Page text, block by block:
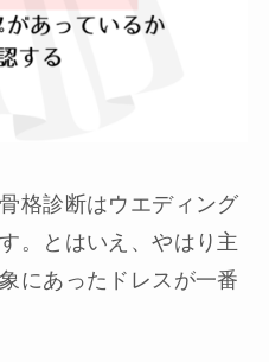
格診断はウエディング
。とはいえ、やはり主
にあったドレスが一番